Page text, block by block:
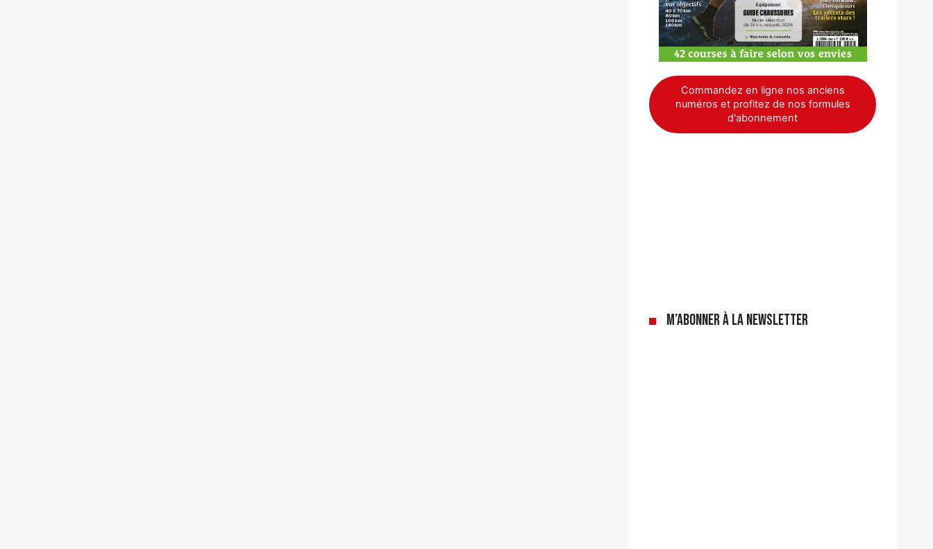
Commandez en ligne nos anciens
numéros et profitez de nos formules
d'abonnement
M’abonner à la newsletter